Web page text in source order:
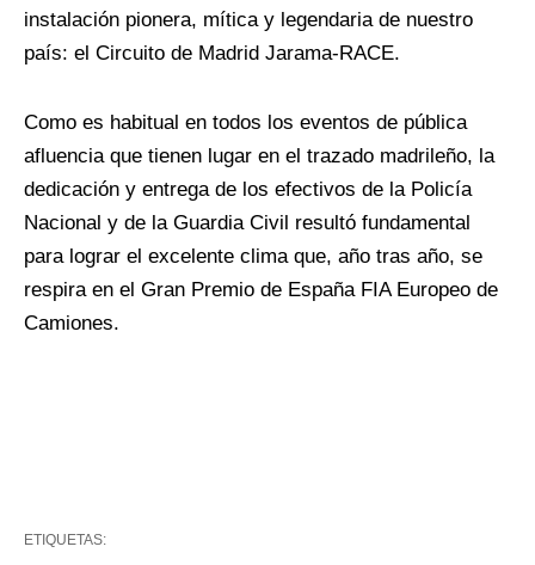
instalación pionera, mítica y legendaria de nuestro
país: el Circuito de Madrid Jarama-RACE.
Como es habitual en todos los eventos de pública
afluencia que tienen lugar en el trazado madrileño, la
dedicación y entrega de los efectivos de la Policía
Nacional y de la Guardia Civil resultó fundamental
para lograr el excelente clima que, año tras año, se
respira en el Gran Premio de España FIA Europeo de
Camiones.
ETIQUETAS: